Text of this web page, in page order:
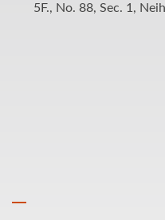
5F., No. 88, Sec. 1,